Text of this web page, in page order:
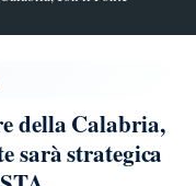
della Calabria,
sarà strategica